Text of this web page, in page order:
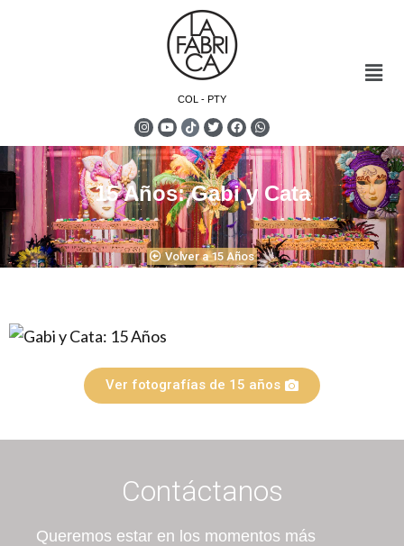
COL - PTY
15 Años: Gabi y Cata
Volver a 15 Años
Ver fotografías de 15 años
Contáctanos
Queremos estar en los momentos más